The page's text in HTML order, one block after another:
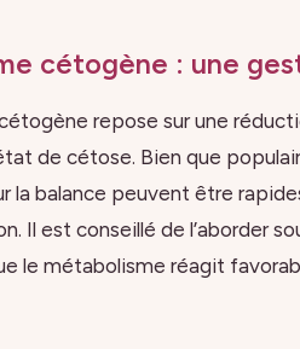
cétogène : une
repose sur une
de cétose. Bien que
la balance peuvent être
Il est conseillé de l’aborder
le métabolisme réagit